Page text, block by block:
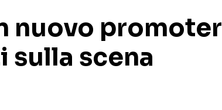
nuovo promoter
scena